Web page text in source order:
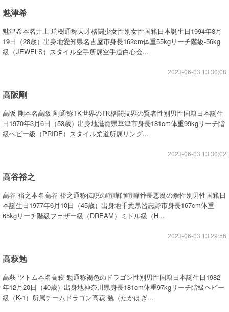
魅津希
魅津希本名井上 瑞樹通称天才格闘少女性別女性国籍日本誕生日1994年8月
19日（28歳）出身地愛知県名古屋市身長162cm体重55kgリーチ階級-56kg
級（JEWELS）スタイル空手所属空手道白心会...
2023-06-03 13:30:08
高阪剛
高阪 剛本名高阪 剛通称TK世界のTK格闘技界の賢者性別男性国籍日本誕生
日1970年3月6日（53歳）出身地滋賀県草津市身長181cm体重99kgリーチ階
級ヘビー級（PRIDE）スタイル柔道所属リング...
2023-06-03 13:30:02
高谷裕之
高谷 裕之本名高谷 裕之通称伝説の喧嘩師喧嘩番長悪魔の拳性別男性国籍日
本誕生日1977年6月10日（45歳）出身地千葉県習志野市身長167cm体重
65kgリーチ階級フェザー級（DREAM）ミドル級（H...
2023-06-03 13:29:56
高萩勉
高萩 ツトム本名高萩 勉通称褐色のドラゴン性別男性国籍日本誕生日1982
年12月20日（40歳）出身地神奈川県身長181cm体重97kgリーチ階級ヘビー
級（K-1）所属チームドラゴン高萩 勉（たかはぎ...